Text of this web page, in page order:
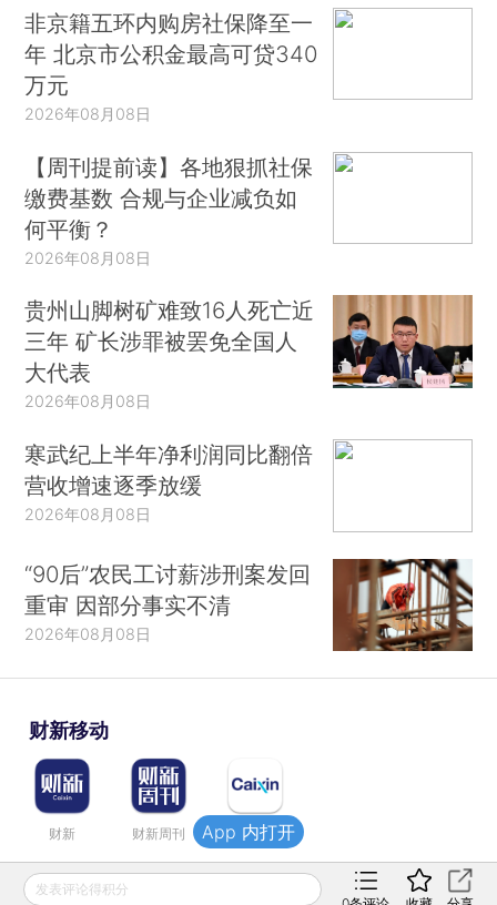
非京籍五环内购房社保降至一
年 北京市公积金最高可贷340
万元
2026年08月08日
【周刊提前读】各地狠抓社保
缴费基数 合规与企业减负如
何平衡？
2026年08月08日
贵州山脚树矿难致16人死亡近
三年 矿长涉罪被罢免全国人
大代表
2026年08月08日
寒武纪上半年净利润同比翻倍
营收增速逐季放缓
2026年08月08日
“90后”农民工讨薪涉刑案发回
重审 因部分事实不清
2026年08月08日
财新移动
财新 财新周刊 Caixin
登录|网页版
发表评论得积分
App 内打开